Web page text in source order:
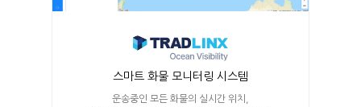
스마트 화물 모니터링 시스템
운송중인 모든 화물의 실시간 위치,